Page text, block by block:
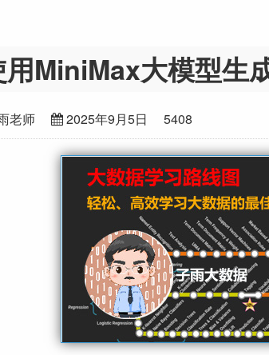
MiniMax大模型生
老师 2025年9月5日 5408